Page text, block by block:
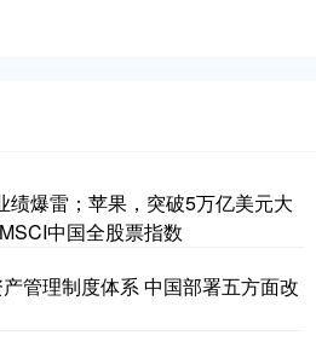
绩爆雷；苹果，突破5万亿美元大
中国全股票指数
管理制度体系 中国部署五方面改